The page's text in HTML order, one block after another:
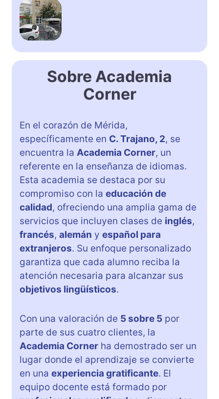
Sobre Academia
Corner
En el corazón de Mérida,
específicamente en C. Trajano, 2, se
encuentra la Academia Corner, un
referente en la enseñanza de idiomas.
Esta academia se destaca por su
compromiso con la educación de
calidad, ofreciendo una amplia gama de
servicios que incluyen clases de inglés,
francés, alemán y español para
extranjeros. Su enfoque personalizado
garantiza que cada alumno reciba la
atención necesaria para alcanzar sus
objetivos lingüísticos.
Con una valoración de 5 sobre 5 por
parte de sus cuatro clientes, la
Academia Corner ha demostrado ser un
lugar donde el aprendizaje se convierte
en una experiencia gratificante. El
equipo docente está formado por